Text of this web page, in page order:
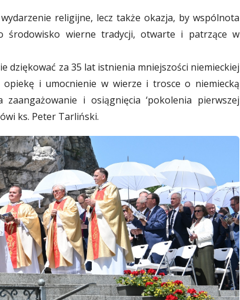
religijne, lecz także okazja, by wspólnota
środowisko wierne tradycji, otwarte i patrzące w
dziękować za 35 lat istnienia mniejszości niemieckiej
i umocnienie w wierze i trosce o niemiecką
i osiągnięcia ‘pokolenia pierwszej
ks. Peter Tarliński.